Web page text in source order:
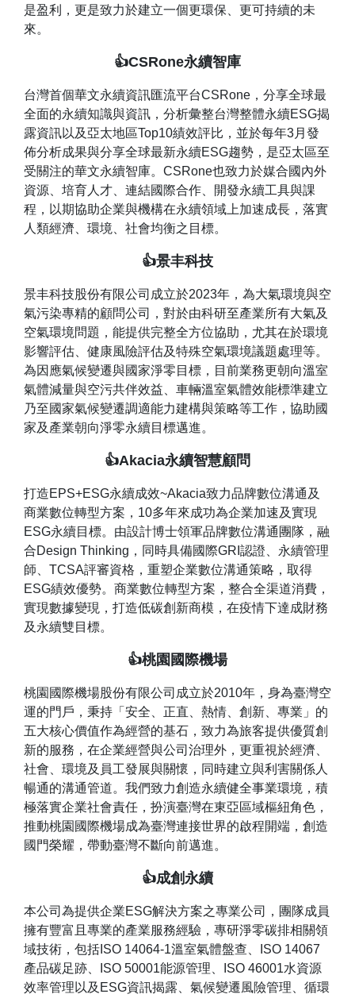
是盈利，更是致力於建立一個更環保、更可持續的未
來。
👍CSRone永續智庫
台灣首個華文永續資訊匯流平台CSRone，分享全球最
全面的永續知識與資訊，分析彙整台灣整體永續ESG揭
露資訊以及亞太地區Top10績效評比，並於每年3月發
佈分析成果與分享全球最新永續ESG趨勢，是亞太區至
受關注的華文永續智庫。CSRone也致力於媒合國內外
資源、培育人才、連結國際合作、開發永續工具與課
程，以期協助企業與機構在永續領域上加速成長，落實
人類經濟、環境、社會均衡之目標。
👍景丰科技
景丰科技股份有限公司成立於2023年，為大氣環境與空
氣污染專精的顧問公司，對於由科研至產業所有大氣及
空氣環境問題，能提供完整全方位協助，尤其在於環境
影響評估、健康風險評估及特殊空氣環境議題處理等。
為因應氣候變遷與國家淨零目標，目前業務更朝向溫室
氣體減量與空污共伴效益、車輛溫室氣體效能標準建立
乃至國家氣候變遷調適能力建構與策略等工作，協助國
家及產業朝向淨零永續目標邁進。
👍Akacia永續智慧顧問
打造EPS+ESG永續成效~Akacia致力品牌數位溝通及
商業數位轉型方案，10多年來成功為企業加速及實現
ESG永續目標。由設計博士領軍品牌數位溝通團隊，融
合Design Thinking，同時具備國際GRI認證、永續管理
師、TCSA評審資格，重塑企業數位溝通策略，取得
ESG績效優勢。商業數位轉型方案，整合全渠道消費，
實現數據變現，打造低碳創新商模，在疫情下達成財務
及永續雙目標。
👍桃園國際機場
桃園國際機場股份有限公司成立於2010年，身為臺灣空
運的門戶，秉持「安全、正直、熱情、創新、專業」的
五大核心價值作為經營的基石，致力為旅客提供優質創
新的服務，在企業經營與公司治理外，更重視於經濟、
社會、環境及員工發展與關懷，同時建立與利害關係人
暢通的溝通管道。我們致力創造永續健全事業環境，積
極落實企業社會責任，扮演臺灣在東亞區域樞紐角色，
推動桃園國際機場成為臺灣連接世界的啟程開端，創造
國門榮耀，帶動臺灣不斷向前邁進。
👍成創永續
本公司為提供企業ESG解決方案之專業公司，團隊成員
擁有豐富且專業的產業服務經驗，專研淨零碳排相關領
域技術，包括ISO 14064-1溫室氣體盤查、ISO 14067
產品碳足跡、ISO 50001能源管理、ISO 46001水資源
效率管理以及ESG資訊揭露、氣候變遷風險管理、循環